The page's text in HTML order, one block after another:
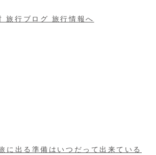
に出る準備はいつだって出来ている